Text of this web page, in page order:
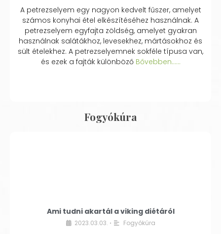
A petrezselyem egy nagyon kedvelt fűszer, amelyet
számos konyhai étel elkészítéséhez használnak. A
petrezselyem egyfajta zöldség, amelyet gyakran
használnak salátákhoz, levesekhez, mártásokhoz és
sült ételekhez. A petrezselyemnek sokféle típusa van,
és ezek a fajták különbözőBővebben...…
Fogyókúra
Ami tudni akartál a viking diétáról
2023.03.03. • Fogyókúra